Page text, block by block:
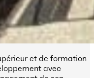
et de formation
avec